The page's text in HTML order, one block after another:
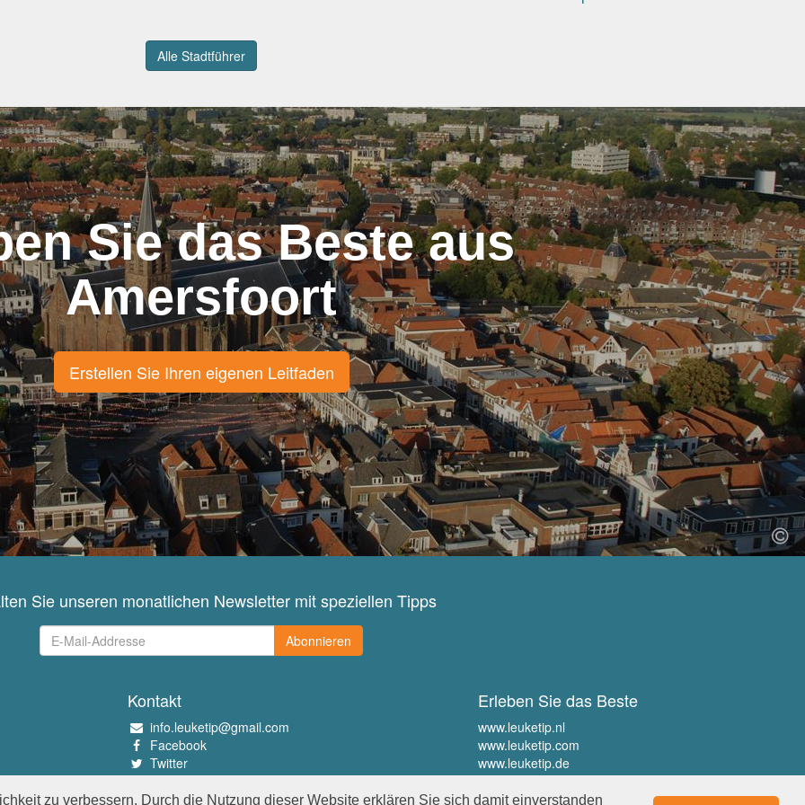
zu verbessern. Durch die Nutzung dieser Website erklären Sie sich damit einverstanden
Alle Stadtführer
Sie das Beste aus
Amersfoort
Erstellen Sie Ihren eigenen Leitfaden
Sie unseren monatlichen Newsletter mit speziellen Tipps
Abonnieren
Kontakt
info.leuketip@gmail.com
Facebook
Twitter
Instagram
Pinterest
Erleben Sie das Beste
www.leuketip.nl
www.leuketip.com
www.leuketip.de
www.leuketip.fr